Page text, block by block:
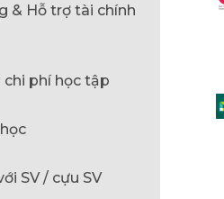
& Hỗ trợ tài chính
chi phí học tập
SV / cựu SV